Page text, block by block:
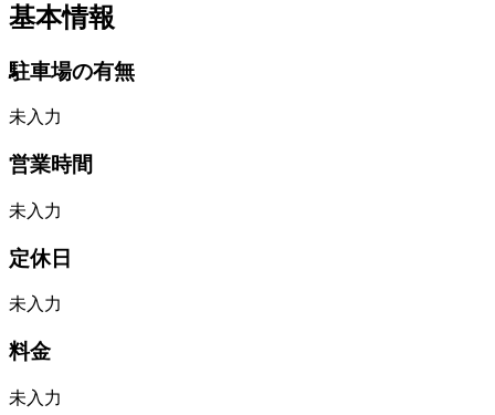
基本情報
駐車場の有無
未入力
営業時間
未入力
定休日
未入力
料金
未入力